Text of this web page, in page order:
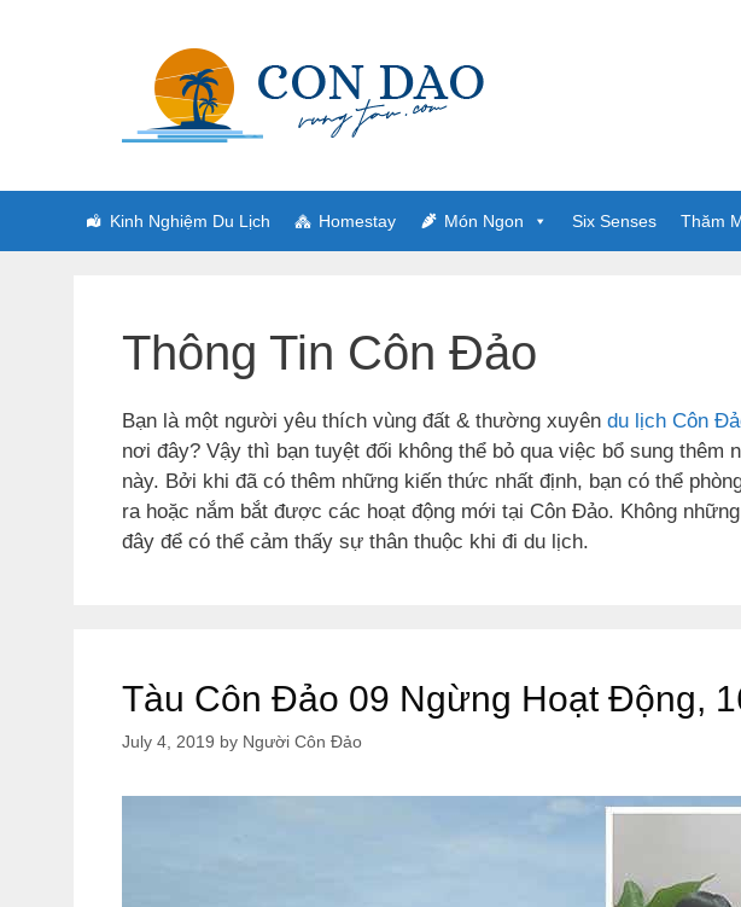
Kinh Nghiệm Du Lịch Homestay Món Ngon Six Senses Thăm
Thông Tin Côn Đảo
Bạn là một người yêu thích vùng đất & thường xuyên du lịch Côn
nơi đây? Vậy thì bạn tuyệt đối không thể bỏ qua việc bổ sung thêm
này. Bởi khi đã có thêm những kiến thức nhất định, bạn có thể
ra hoặc nắm bắt được các hoạt động mới tại Côn Đảo. Không
đây để có thể cảm thấy sự thân thuộc khi đi du lịch.
Tàu Côn Đảo 09 Ngừng Hoạt Động,
July 4, 2019 by Người Côn Đảo